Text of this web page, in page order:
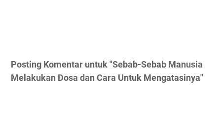
Posting Komentar untuk "Sebab-Sebab Manusia
Melakukan Dosa dan Cara Untuk Mengatasinya"